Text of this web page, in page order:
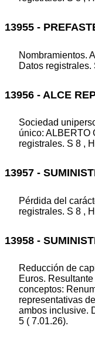
13955 -
Nombramientos.
Datos registrales.
13956 - ALCE
Sociedad
único: ALBERTO
registrales. S 8 ,
13957 -
Pérdida del
registrales. S 8 ,
13958 -
Reducción de
Euros.
conceptos:
representativas
ambos inclusive.
5 ( 7.01.26).